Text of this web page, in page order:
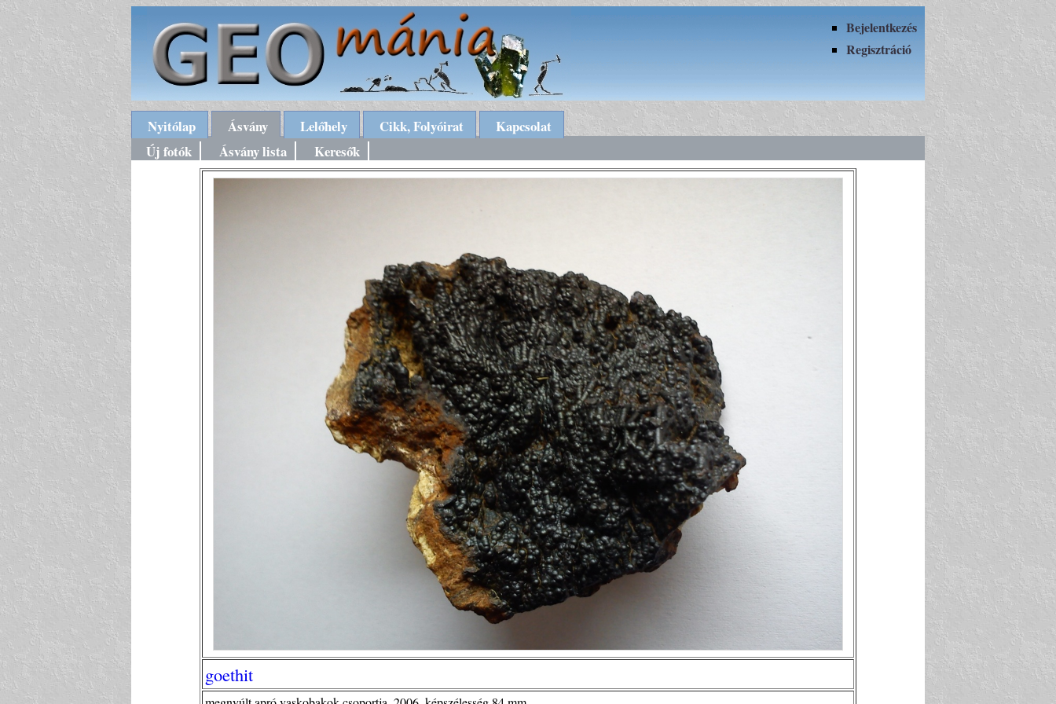
Bejelentkezés
Regisztráció
Nyitólap Ásvány Lelőhely Cikk, Folyóirat
Kapcsolat
Új fotók
Ásvány lista Keresők
goethit